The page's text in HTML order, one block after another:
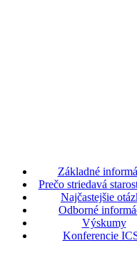
Základné
Prečo striedavá
Najčastejšie
Odborné
Výskumy
Konferencie